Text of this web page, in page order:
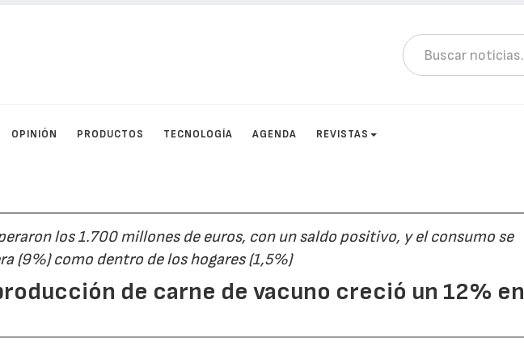
OPINIÓN PRODUCTOS TECNOLOGÍA AGENDA REVISTAS
los 1.700 millones de euros, con un saldo positivo, y el consumo se
(9%) como dentro de los hogares (1,5%)
de carne de vacuno creció un 12% en